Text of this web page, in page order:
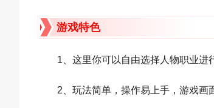
游戏特色
1、这里你可以自由选择人物职业
2、玩法简单，操作易上手，游戏画